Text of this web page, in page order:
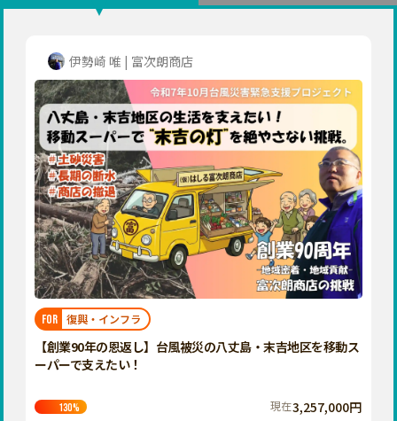
地域からさがす 北海道・東北
北海道
宮城
山形
福島
関東
茨城
栃木
群馬
千葉
神奈川
東京
神奈川
新潟 富山 石川 福井
長野
岐阜 静岡 愛知
近畿
三重 滋賀 京都 大阪
兵庫
奈良
和歌山
中国
鳥取 島根 岡山 広島 山口
四国
徳島 香川 愛媛 高知
九州・沖縄
福岡 佐賀 長崎
宮崎
鹿児島 沖縄
伊勢崎 唯 | 富次朗商店
FOR 復興・インフラ
【創業90年の恩返し】台風被災の八丈島・末吉地区を移動ス
ーパーで支えたい！
130% 現在3,257,000円